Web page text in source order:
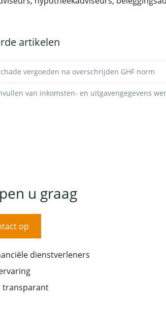
artikelen
vergoeden na overschrijden GHF norm
van inkomsten- en uitgavengegevens
u graag
op
dienstverleners
transparant